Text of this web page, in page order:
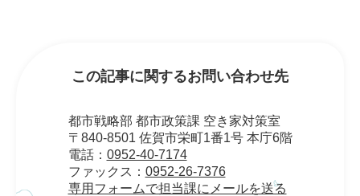
この記事に関するお問い合わせ先
都市戦略部 都市政策課 空き家対策室
〒840-8501 佐賀市栄町1番1号 本庁6階
電話： 0952-40-7174
ファックス： 0952-26-7376
専用フォームで担当課にメールを送る